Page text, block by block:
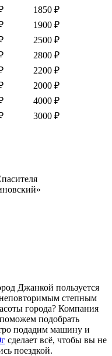
1850 ₽
1900 ₽
2500 ₽
2800 ₽
2200 ₽
2000 ₽
4000 ₽
3000 ₽
Джанкой пользуется
степным
города? Компания
подобрать
подадим машину и
сделает всё, чтобы вы не
поездкой.